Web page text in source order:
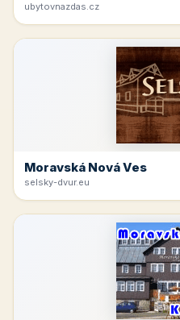
ubytovnazdas.cz
Moravská Nová Ves
selsky-dvur.eu